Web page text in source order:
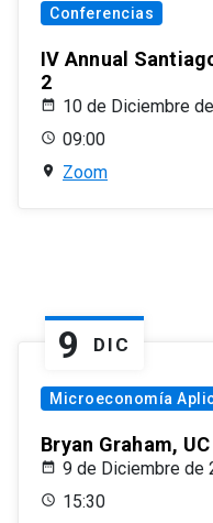
Conferencias
IV Annual
2
10 de Diciembre
09:00
Zoom
9 DIC
Microeconomía
Bryan Graham,
9 de Diciembre de
15:30